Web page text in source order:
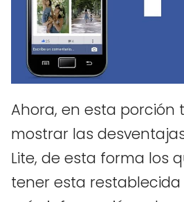
Ahora, en esta porción
mostrar las
Lite, de esta forma los
tener esta